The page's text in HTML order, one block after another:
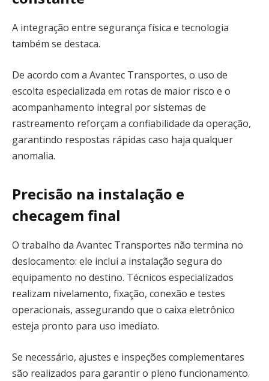
A integração entre segurança física e tecnologia
também se destaca.
De acordo com a Avantec Transportes, o uso de
escolta especializada em rotas de maior risco e o
acompanhamento integral por sistemas de
rastreamento reforçam a confiabilidade da operação,
garantindo respostas rápidas caso haja qualquer
anomalia.
Precisão na instalação e
checagem final
O trabalho da Avantec Transportes não termina no
deslocamento: ele inclui a instalação segura do
equipamento no destino. Técnicos especializados
realizam nivelamento, fixação, conexão e testes
operacionais, assegurando que o caixa eletrônico
esteja pronto para uso imediato.
Se necessário, ajustes e inspeções complementares
são realizados para garantir o pleno funcionamento.